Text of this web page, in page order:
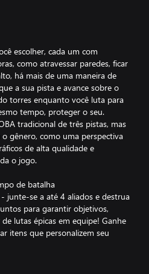
escolher, cada um com
como atravessar paredes, ficar
há mais de uma maneira de
a sua pista e avance sobre o
torres enquanto você luta para
tempo, proteger o seu.
tradicional de três pistas, mas
gênero, como uma perspectiva
de alta qualidade e
o jogo.
de batalha
junte-se a até 4 aliados e destrua
para garantir objetivos,
lutas épicas em equipe! Ganhe
itens que personalizem seu